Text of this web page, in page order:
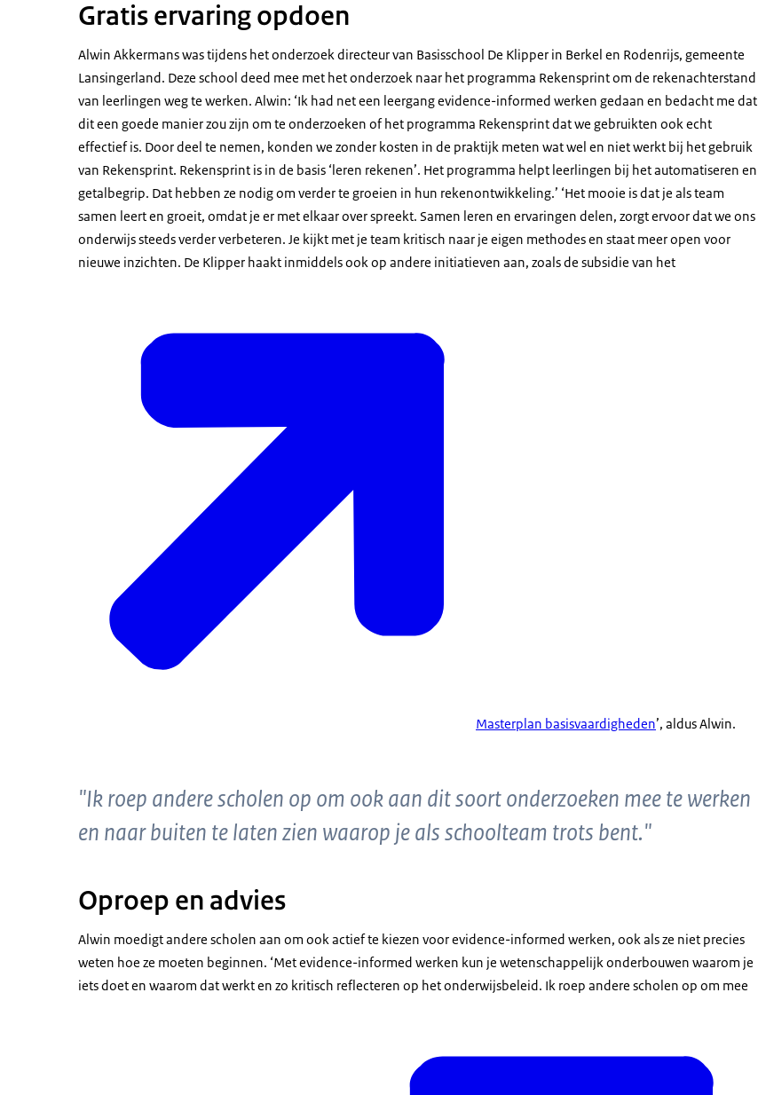
Gratis ervaring opdoen
Alwin Akkermans was tijdens het onderzoek directeur van Basisschool De Klipper in Berkel en Rodenrijs, gemeente
Lansingerland. Deze school deed mee met het onderzoek naar het programma Rekensprint om de rekenachterstand
van leerlingen weg te werken. Alwin: ‘Ik had net een leergang evidence-informed werken gedaan en bedacht me dat
dit een goede manier zou zijn om te onderzoeken of het programma Rekensprint dat we gebruikten ook echt
effectief is. Door deel te nemen, konden we zonder kosten in de praktijk meten wat wel en niet werkt bij het gebruik
van Rekensprint. Rekensprint is in de basis ‘leren rekenen’. Het programma helpt leerlingen bij het automatiseren en
getalbegrip. Dat hebben ze nodig om verder te groeien in hun rekenontwikkeling.’ ‘Het mooie is dat je als team
samen leert en groeit, omdat je er met elkaar over spreekt. Samen leren en ervaringen delen, zorgt ervoor dat we ons
onderwijs steeds verder verbeteren. Je kijkt met je team kritisch naar je eigen methodes en staat meer open voor
nieuwe inzichten. De Klipper haakt inmiddels ook op andere initiatieven aan, zoals de subsidie van het
Masterplan basisvaardigheden’, aldus Alwin.
"Ik roep andere scholen op om ook aan dit soort onderzoeken mee te werken
en naar buiten te laten zien waarop je als schoolteam trots bent."
Oproep en advies
Alwin moedigt andere scholen aan om ook actief te kiezen voor evidence-informed werken, ook als ze niet precies
weten hoe ze moeten beginnen. ‘Met evidence-informed werken kun je wetenschappelijk onderbouwen waarom je
iets doet en waarom dat werkt en zo kritisch reflecteren op het onderwijsbeleid. Ik roep andere scholen op om mee